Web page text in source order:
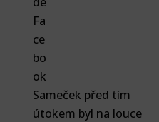
Sameček před tím
útokem byl na louce